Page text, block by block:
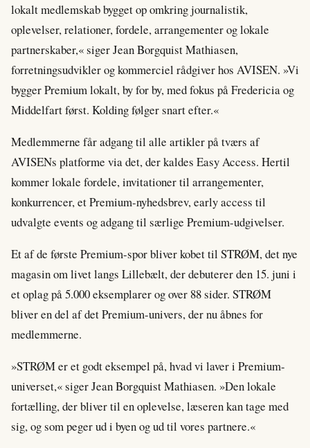
lokalt medlemskab bygget op omkring journalistik,
oplevelser, relationer, fordele, arrangementer og lokale
partnerskaber,« siger Jean Borgquist Mathiasen,
forretningsudvikler og kommerciel rådgiver hos AVISEN. »Vi
bygger Premium lokalt, by for by, med fokus på Fredericia og
Middelfart først. Kolding følger snart efter.«
Medlemmerne får adgang til alle artikler på tværs af
AVISENs platforme via det, der kaldes Easy Access. Hertil
kommer lokale fordele, invitationer til arrangementer,
konkurrencer, et Premium-nyhedsbrev, early access til
udvalgte events og adgang til særlige Premium-udgivelser.
Et af de første Premium-spor bliver kobet til STRØM, det nye
magasin om livet langs Lillebælt, der debuterer den 15. juni i
et oplag på 5.000 eksemplarer og over 88 sider. STRØM
bliver en del af det Premium-univers, der nu åbnes for
medlemmerne.
»STRØM er et godt eksempel på, hvad vi laver i Premium-
universet,« siger Jean Borgquist Mathiasen. »Den lokale
fortælling, der bliver til en oplevelse, læseren kan tage med
sig, og som peger ud i byen og ud til vores partnere.«